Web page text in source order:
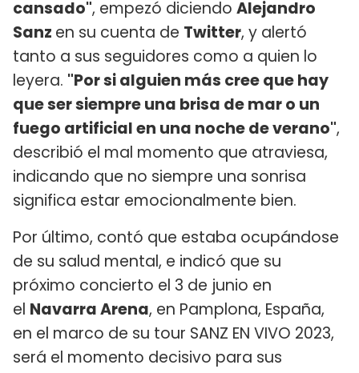
cansado", empezó diciendo Alejandro
Sanz en su cuenta de Twitter, y alertó
tanto a sus seguidores como a quien lo
leyera. "Por si alguien más cree que hay
que ser siempre una brisa de mar o un
fuego artificial en una noche de verano",
describió el mal momento que atraviesa,
indicando que no siempre una sonrisa
significa estar emocionalmente bien.
Por último, contó que estaba ocupándose
de su salud mental, e indicó que su
próximo concierto el 3 de junio en
el Navarra Arena, en Pamplona, España,
en el marco de su tour SANZ EN VIVO 2023,
será el momento decisivo para sus